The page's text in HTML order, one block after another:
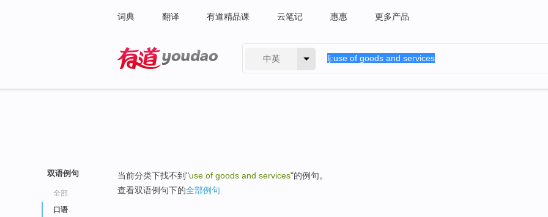
词典 翻译 有道精品课 云笔记 惠惠 更多产品
中英
双语例句
全部
口语
当前分类下找不到"use of goods and services"的例句。
查看双语例句下的全部例句